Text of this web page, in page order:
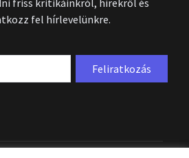
friss kritikáinkról, hírekről és
fel hírlevelünkre.
Feliratkozás